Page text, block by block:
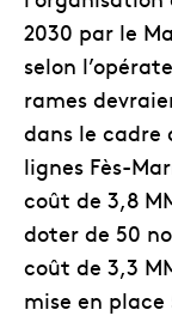
2030 par le
selon
rames
dans le
lignes Fès-
coût de 3,8
doter de 50
coût de 3,3
mise en place